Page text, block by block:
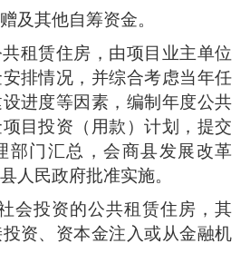
及其他自筹资金。
租赁住房，由项目业主单位
排情况，并综合考虑当年任
进度等因素，编制年度公共
目投资（用款）计划，提交
部门汇总，会商县发展改革
人民政府批准实施。
会投资的公共租赁住房，其
资、资本金注入或从金融机